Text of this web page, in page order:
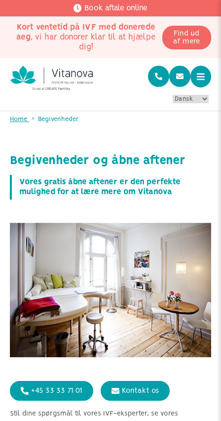
Book aftale online
Kort ventetid på IVF med donerede
aeg, vi har donorer klar til at hjælpe
dig!
Find ud
af mere
Home Begivenheder
Begivenheder og åbne aftener
Vores gratis åbne aftener er den perfekte
mulighed for at lære mere om Vitanova
Stil dine spørgsmål til vores IVF-eksperter, se vores
+45 33 33 71 01 Kontakt os